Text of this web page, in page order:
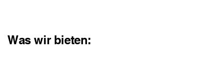
Was wir bieten: